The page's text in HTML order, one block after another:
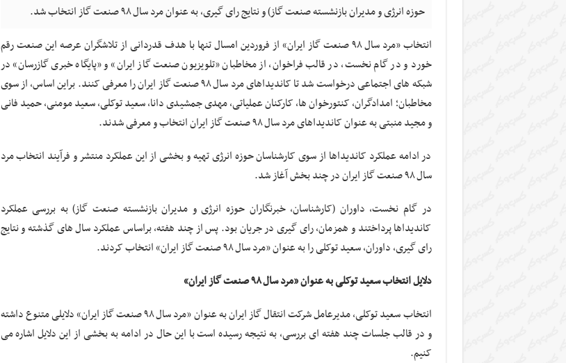
حوزه انرژی و مدیران بازنشسته صنعت گاز) و نتایج رای گیری، به عنوان مرد سال ۹۸ صنعت گاز انتخاب شد.
انتخاب «مرد سال ۹۸ صنعت گاز ایران» از فروردین امسال تنها با هدف قدردانی از تلاشگران عرصه این صنعت رقم
خورد و در گام نخست، در قالب فراخوان، از مخاطبان «تلویزیون صنعت گاز ایران» و «پایگاه خبری گازرسان» در
شبکه های اجتماعی درخواست شد تا کاندیداهای مرد سال ۹۸ صنعت گاز ایران را معرفی کنند. براین اساس، از سوی
مخاطبان؛ امدادگران، کنتورخوان ها، کارکنان عملیاتی، مهدی جمشیدی دانا، سعید توکلی، سعید مومنی، حمید فانی
و مجید منبتی به عنوان کاندیداهای مرد سال ۹۸ صنعت گاز ایران انتخاب و معرفی شدند.
در ادامه عملکرد کاندیداها از سوی کارشناسان حوزه انرژی تهیه و بخشی از این عملکرد منتشر و فرآیند انتخاب مرد
سال ۹۸ صنعت گاز ایران در چند بخش آغاز شد.
در گام نخست، داوران (کارشناسان، خبرنگاران حوزه انرژی و مدیران بازنشسته صنعت گاز) به بررسی عملکرد
کاندیداها پرداختند و همزمان، رای گیری در جریان بود. پس از چند هفته، براساس عملکرد سال های گذشته و نتایج
رای گیری، داوران، سعید توکلی را به عنوان «مرد سال ۹۸ صنعت گاز ایران» انتخاب کردند.
دلایل انتخاب سعید توکلی به عنوان «مرد سال ۹۸ صنعت گاز ایران»
انتخاب سعید توکلی، مدیرعامل شرکت انتقال گاز ایران به عنوان «مرد سال ۹۸ صنعت گاز ایران» دلایلی متنوع داشته
و در قالب جلسات چند هفته ای بررسی، به نتیجه رسیده است با این حال در ادامه به بخشی از این دلایل اشاره می
کنیم.